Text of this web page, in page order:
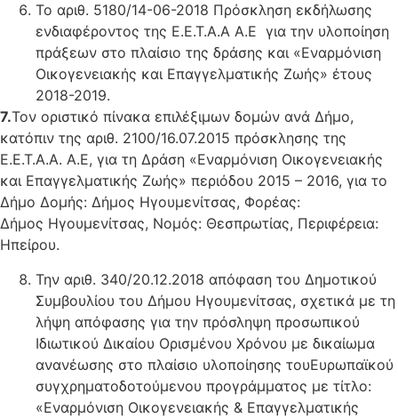
Το αριθ. 5180/14-06-2018 Πρόσκληση εκδήλωσης
ενδιαφέροντος της Ε.Ε.Τ.Α.Α Α.Ε για την υλοποίηση
πράξεων στο πλαίσιο της δράσης και «Εναρμόνιση
Οικογενειακής και Επαγγελματικής Ζωής» έτους
2018-2019.
7.Τον οριστικό πίνακα επιλέξιμων δομών ανά Δήμο,
κατόπιν της αριθ. 2100/16.07.2015 πρόσκλησης της
Ε.Ε.Τ.Α.Α. Α.Ε, για τη Δράση «Εναρμόνιση Οικογενειακής
και Επαγγελματικής Ζωής» περιόδου 2015 – 2016, για το
Δήμο Δομής: Δήμος Ηγουμενίτσας, Φορέας:
Δήμος Ηγουμενίτσας, Νομός: Θεσπρωτίας, Περιφέρεια:
Ηπείρου.
Την αριθ. 340/20.12.2018 απόφαση του Δημοτικού
Συμβουλίου του Δήμου Ηγουμενίτσας, σχετικά με τη
λήψη απόφασης για την πρόσληψη προσωπικού
Ιδιωτικού Δικαίου Ορισμένου Χρόνου με δικαίωμα
ανανέωσης στο πλαίσιο υλοποίησης τουΕυρωπαϊκού
συγχρηματοδοτούμενου προγράμματος με τίτλο:
«Εναρμόνιση Οικογενειακής & Επαγγελματικής